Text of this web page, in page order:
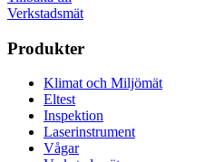
Verkstadsmät
Produkter
Klimat och Miljömät
Eltest
Inspektion
Laserinstrument
Vågar